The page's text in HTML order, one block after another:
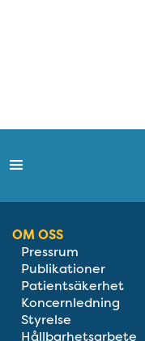
OM OSS
Pressrum
Publikationer
Patientsäkerhet
Koncernledning
Styrelse
Hållbarhetsarbete